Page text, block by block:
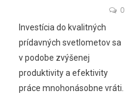
0
Investícia do kvalitných
prídavných svetlometov sa
v podobe zvýšenej
produktivity a efektivity
práce mnohonásobne vráti.